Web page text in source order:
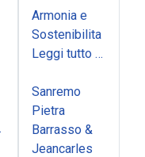
Armonia e
Sostenibilita
Leggi tutto …
Sanremo
Pietra
Barrasso &
Jeancarles